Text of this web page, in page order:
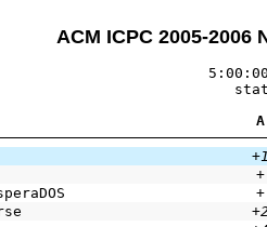
ACM ICPC 2005-2006
A
+
+